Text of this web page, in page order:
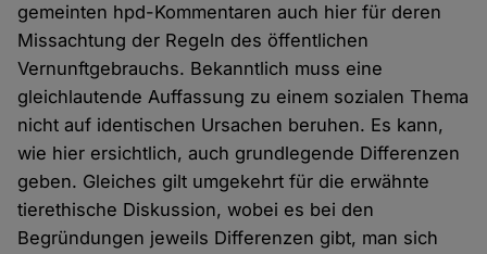
gemeinten hpd-Kommentaren auch hier für deren
Missachtung der Regeln des öffentlichen
Vernunftgebrauchs. Bekanntlich muss eine
gleichlautende Auffassung zu einem sozialen Thema
nicht auf identischen Ursachen beruhen. Es kann,
wie hier ersichtlich, auch grundlegende Differenzen
geben. Gleiches gilt umgekehrt für die erwähnte
tierethische Diskussion, wobei es bei den
Begründungen jeweils Differenzen gibt, man sich